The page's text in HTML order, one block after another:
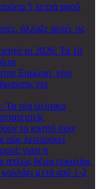
πρώτα 5 λεπτά αφού
άλλαξε αυτές τις
το 2026: Τα 10
Ευρώπη, νέοι
για
Τα νέα ψεύτικα
το κινητό σου;
πώς λειτουργεί
γιατί η
απλώς θέμα ευκολίας
κολλάει μετά από 1-2